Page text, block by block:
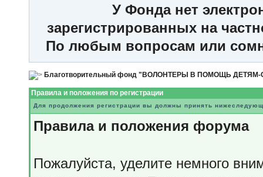
У Фонда нет
зарегистрированных на
По любым вопросам или
Благотворительный фонд "ВОЛОНТЕРЫ В ПОМОЩЬ
Правила и положения по регистрации
Для продолжения регистрации вы должны принять
Правила и положения форума
Пожалуйста, уделите немного